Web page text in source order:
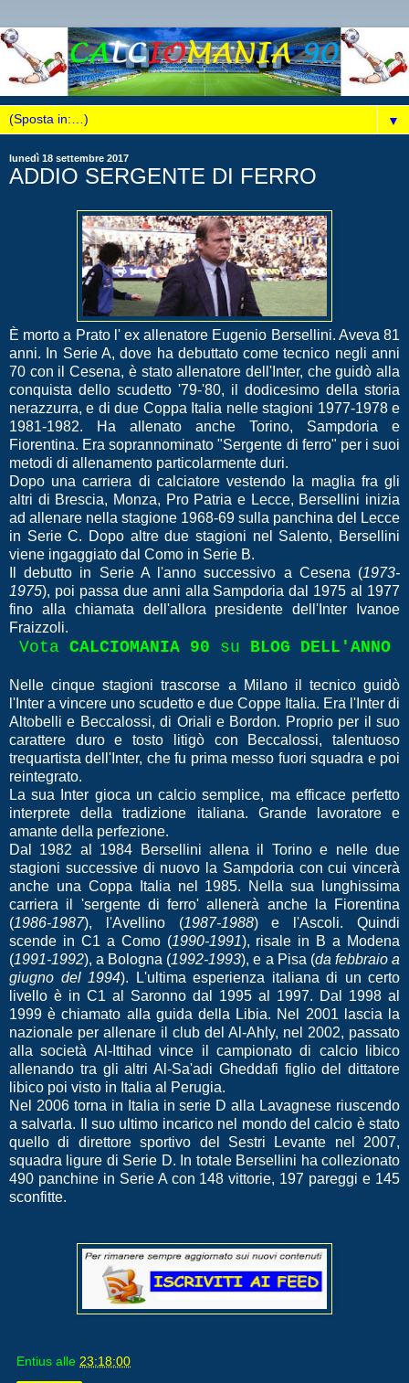
▼
lunedì 18 settembre 2017
ADDIO SERGENTE DI FERRO
È morto a Prato l' ex allenatore Eugenio Bersellini. Aveva 81
anni. In Serie A, dove ha debuttato come tecnico negli anni
70 con il Cesena, è stato allenatore dell'Inter, che guidò alla
conquista dello scudetto '79-'80, il dodicesimo della storia
nerazzurra, e di due Coppa Italia nelle stagioni 1977-1978 e
1981-1982. Ha allenato anche Torino, Sampdoria e
Fiorentina. Era soprannominato "Sergente di ferro" per i suoi
metodi di allenamento particolarmente duri.
Dopo una carriera di calciatore vestendo la maglia fra gli
altri di Brescia, Monza, Pro Patria e Lecce, Bersellini inizia
ad allenare nella stagione 1968-69 sulla panchina del Lecce
in Serie C. Dopo altre due stagioni nel Salento, Bersellini
viene ingaggiato dal Como in Serie B.
Il debutto in Serie A l'anno successivo a Cesena (1973-
1975), poi passa due anni alla Sampdoria dal 1975 al 1977
fino alla chiamata dell'allora presidente dell'Inter Ivanoe
Fraizzoli.
Vota CALCIOMANIA 90 su BLOG DELL'ANNO
Nelle cinque stagioni trascorse a Milano il tecnico guidò
l'Inter a vincere uno scudetto e due Coppe Italia. Era l'Inter di
Altobelli e Beccalossi, di Oriali e Bordon. Proprio per il suo
carattere duro e tosto litigò con Beccalossi, talentuoso
trequartista dell'Inter, che fu prima messo fuori squadra e poi
reintegrato.
La sua Inter gioca un calcio semplice, ma efficace perfetto
interprete della tradizione italiana. Grande lavoratore e
amante della perfezione.
Dal 1982 al 1984 Bersellini allena il Torino e nelle due
stagioni successive di nuovo la Sampdoria con cui vincerà
anche una Coppa Italia nel 1985. Nella sua lunghissima
carriera il 'sergente di ferro' allenerà anche la Fiorentina
(1986-1987), l'Avellino (1987-1988) e l'Ascoli. Quindi
scende in C1 a Como (1990-1991), risale in B a Modena
(1991-1992), a Bologna (1992-1993), e a Pisa (da febbraio a
giugno del 1994). L'ultima esperienza italiana di un certo
livello è in C1 al Saronno dal 1995 al 1997. Dal 1998 al
1999 è chiamato alla guida della Libia. Nel 2001 lascia la
nazionale per allenare il club del Al-Ahly, nel 2002, passato
alla società Al-Ittihad vince il campionato di calcio libico
allenando tra gli altri Al-Sa'adi Gheddafi figlio del dittatore
libico poi visto in Italia al Perugia.
Nel 2006 torna in Italia in serie D alla Lavagnese riuscendo
a salvarla. Il suo ultimo incarico nel mondo del calcio è stato
quello di direttore sportivo del Sestri Levante nel 2007,
squadra ligure di Serie D. In totale Bersellini ha collezionato
490 panchine in Serie A con 148 vittorie, 197 pareggi e 145
sconfitte.
Entius alle 23:18:00